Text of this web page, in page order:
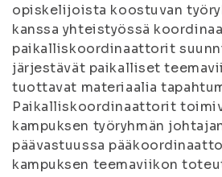
opiskelijoista koostuvan
kanssa yhteistyössä
paikalliskoordinaattorit
järjestävät paikalliset
tuottavat materiaalia
Paikalliskoordinaattorit
kampuksen työryhmän
päävastuussa
kampuksen teemaviikon